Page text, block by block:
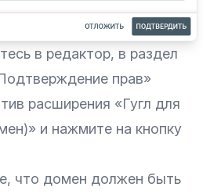
в редактор, в раздел
прав»
расширения «Гугл для
и нажмите на кнопку
что домен должен быть